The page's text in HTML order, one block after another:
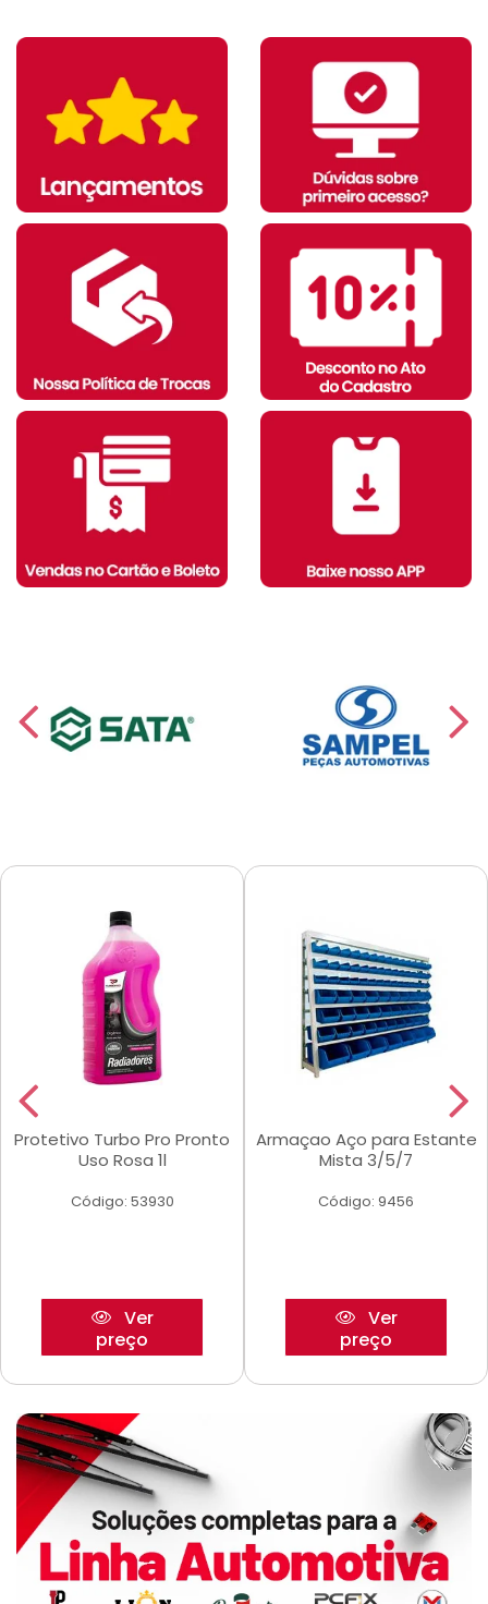
Protetivo Turbo Pro Pronto
Uso Rosa 1l
Código: 53930
Ver
preço
Armaçao Aço para Estante
Mista 3/5/7
Código: 9456
Ver
preço